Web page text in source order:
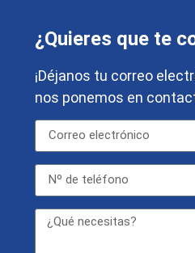
¿Quieres que te
¡Déjanos tu correo
nos ponemos en